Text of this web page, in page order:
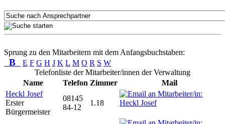
Sprung zu den Mitarbeitern mit dem Anfangsbuchstaben:
B E F G H J K L M O R S W
Telefonliste der Mitarbeiter/innen der Verwaltung
Name
Telefon Zimmer
Mail
Heckl Josef
Erster
Bürgermeister
08145
84-12
1.18